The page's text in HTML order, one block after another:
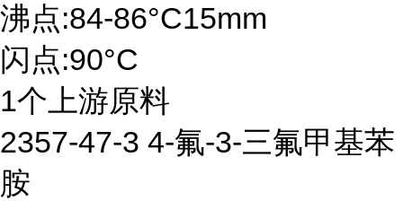
沸点:84-86°C15mm
闪点:90°C
1个上游原料
2357-47-3 4-氟-3-三氟甲基苯
胺